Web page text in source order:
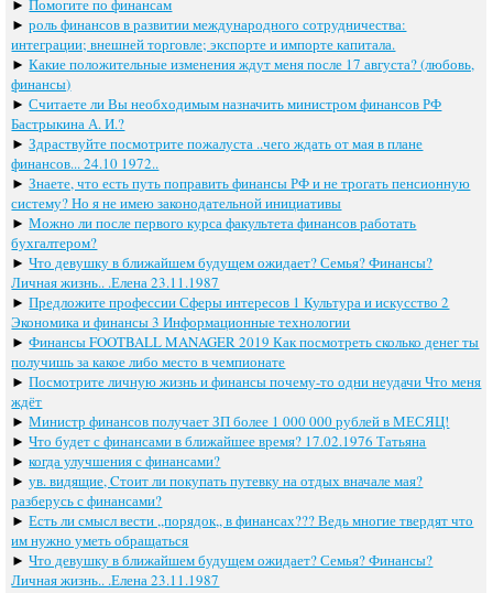
►роль финансов в развитии международного сотрудничества:
интеграции; внешней торговле; экспорте и импорте капитала.
►Какие положительные изменения ждут меня после 17 августа? (любовь,
финансы)
►Считаете ли Вы необходимым назначить министром финансов РФ
Бастрыкина А. И.?
►Здраствуйте посмотрите пожалуста ..чего ждать от мая в плане
финансов... 24.10 1972..
►Знаете, что есть путь поправить финансы РФ и не трогать пенсионную
систему? Но я не имею законодательной инициативы
►Можно ли после первого курса факультета финансов работать
бухгалтером?
►Что девушку в ближайшем будущем ожидает? Семья? Финансы?
Личная жизнь.. .Елена 23.11.1987
►Предложите профессии Сферы интересов 1 Культура и искусство 2
Экономика и финансы 3 Информационные технологии
►Финансы FOOTBALL MANAGER 2019 Как посмотреть сколько денег ты
получишь за какое либо место в чемпионате
►Посмотрите личную жизнь и финансы почему-то одни неудачи Что меня
ждёт
►Министр финансов получает ЗП более 1 000 000 рублей в МЕСЯЦ!
►Что будет с финансами в ближайшее время? 17.02.1976 Татьяна
►когда улучшения с финансами?
►ув. видящие, Cтоит ли покупать путевку на отдых вначале мая?
разберусь с финансами?
►Есть ли смысл вести ,,порядок,, в финансах??? Ведь многие твердят что
им нужно уметь обращаться
►Что девушку в ближайшем будущем ожидает? Семья? Финансы?
Личная жизнь.. .Елена 23.11.1987